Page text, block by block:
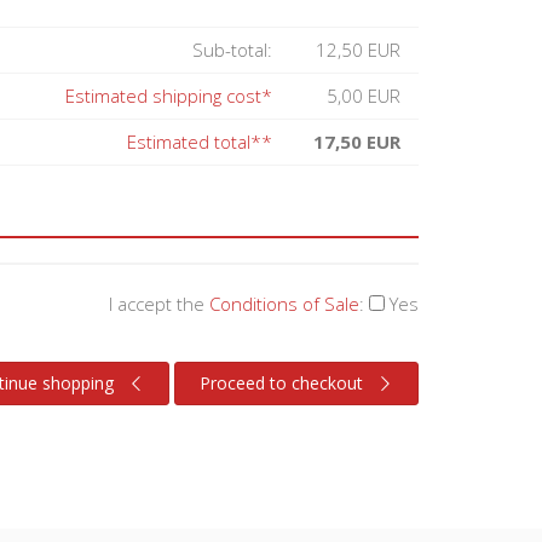
Sub-total:
12,50 EUR
Estimated shipping cost*
5,00 EUR
Estimated total**
17,50 EUR
I accept the Conditions of Sale: Yes
shopping Proceed to checkout